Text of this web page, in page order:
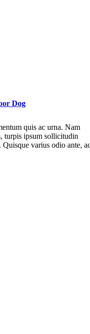
Dog
quis ac urna. Nam
turpis ipsum sollicitudin
varius odio ante,